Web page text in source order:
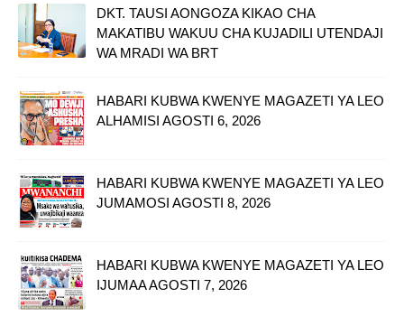
DKT. TAUSI AONGOZA KIKAO CHA
MAKATIBU WAKUU CHA KUJADILI UTENDAJI
WA MRADI WA BRT
HABARI KUBWA KWENYE MAGAZETI YA LEO
ALHAMISI AGOSTI 6, 2026
HABARI KUBWA KWENYE MAGAZETI YA LEO
JUMAMOSI AGOSTI 8, 2026
HABARI KUBWA KWENYE MAGAZETI YA LEO
IJUMAA AGOSTI 7, 2026